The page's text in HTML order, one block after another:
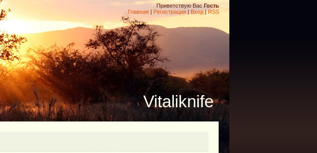
Приветствую Вас Гость
Главная | Регистрация | Вход|RSS
Vitaliknife